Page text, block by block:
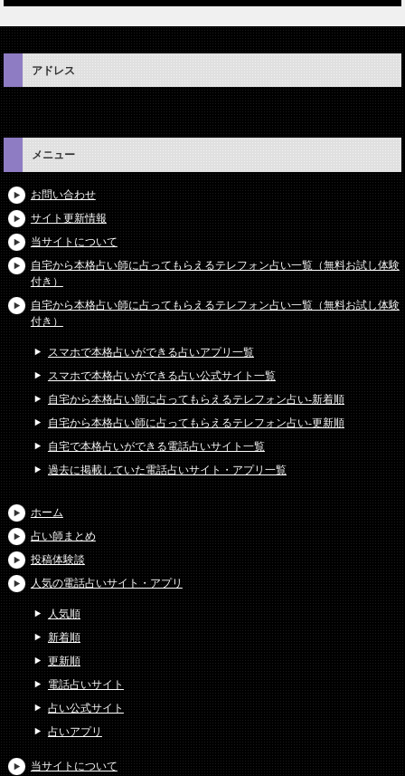
アドレス
メニュー
お問い合わせ
サイト更新情報
当サイトについて
自宅から本格占い師に占ってもらえるテレフォン占い一覧（無料お試し体験
付き）
自宅から本格占い師に占ってもらえるテレフォン占い一覧（無料お試し体験
付き）
スマホで本格占いができる占いアプリ一覧
スマホで本格占いができる占い公式サイト一覧
自宅から本格占い師に占ってもらえるテレフォン占い-新着順
自宅から本格占い師に占ってもらえるテレフォン占い-更新順
自宅で本格占いができる電話占いサイト一覧
過去に掲載していた電話占いサイト・アプリ一覧
ホーム
占い師まとめ
投稿体験談
人気の電話占いサイト・アプリ
人気順
新着順
更新順
電話占いサイト
占い公式サイト
占いアプリ
当サイトについて